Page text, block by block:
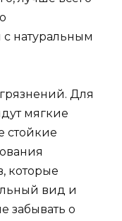
натуральным
Для
мягкие
стойкие
которые
вид и
забывать о